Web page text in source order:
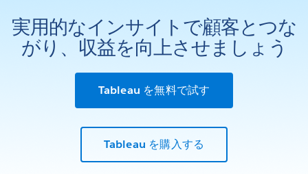
実用的なインサイトで顧客とつな
がり、収益を向上させましょう
Tableau を無料で試す
Tableau を購入する